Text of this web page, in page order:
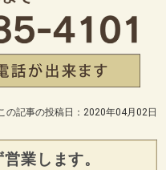
の記事の投稿日：2020年04月02日
業します。